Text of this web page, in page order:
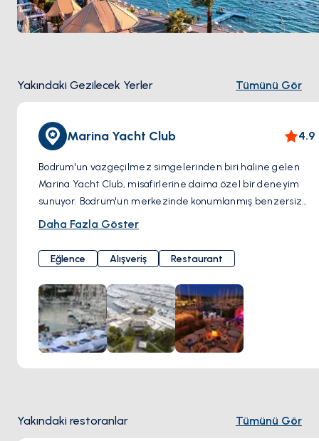
Yakındaki Gezilecek Yerler Tümünü Gör
Marina Yacht Club 4.9
Bodrum'un vazgeçilmez simgelerinden biri haline gelen
Marina Yacht Club, misafirlerine daima özel bir deneyim
sunuyor. Bodrum'un merkezinde konumlanmış benzersiz
bir mekan, ve burada canlı müzik hiç eksik olmuyor. Jazz ve
verirken, özel kokteyl seçenekleri ise gecenizi unutulmaz
kılıyor. Marina Yacht Club, canlı müzik programları, eşsiz
restoranları ve barları ile adeta bir yaşam tarzını temsil
ediyor. Burada deneyimlediğiniz her an, ayrıcalıklı bir anıya
dönüşüyor. Bodrum gecelerine kattığı renk ve enerji ile
Marina Yacht Club, Bodrum'un ruhunu yansıtan bir buluşma
noktası. Eğer unutulmaz bir gece için hazırsanız, Marina
Yacht Club sizleri sıcak ve samimi bir atmosferde
bir deneyime davet ediyor. Çarşı, Marina Yacht Club Milta
Daha Fazla Göster
Eğlence Alışveriş Restaurant
Yakındaki restoranlar Tümünü Gör